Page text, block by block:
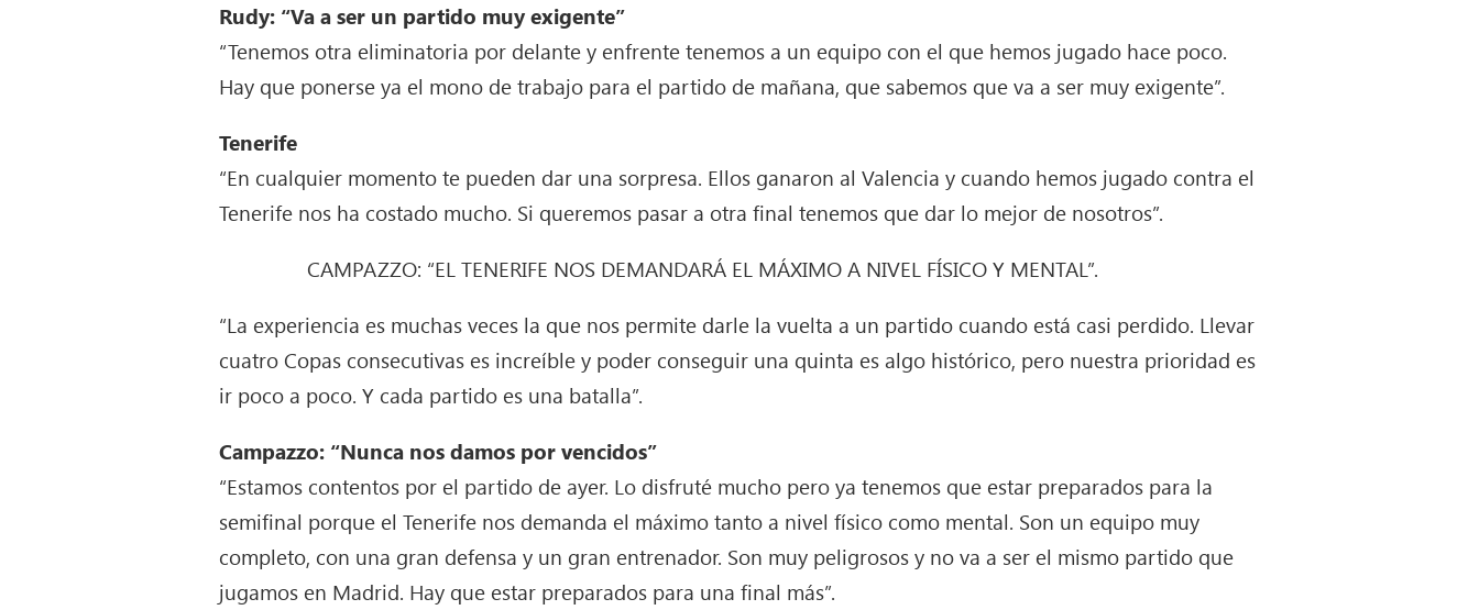
Rudy: “Va a ser un partido muy exigente”
“Tenemos otra eliminatoria por delante y enfrente tenemos a un equipo con el que hemos jugado hace poco.
Hay que ponerse ya el mono de trabajo para el partido de mañana, que sabemos que va a ser muy exigente”.
Tenerife
“En cualquier momento te pueden dar una sorpresa. Ellos ganaron al Valencia y cuando hemos jugado contra el
Tenerife nos ha costado mucho. Si queremos pasar a otra final tenemos que dar lo mejor de nosotros”.
CAMPAZZO: “EL TENERIFE NOS DEMANDARÁ EL MÁXIMO A NIVEL FÍSICO Y MENTAL”.
“La experiencia es muchas veces la que nos permite darle la vuelta a un partido cuando está casi perdido. Llevar
cuatro Copas consecutivas es increíble y poder conseguir una quinta es algo histórico, pero nuestra prioridad es
ir poco a poco. Y cada partido es una batalla”.
Campazzo: “Nunca nos damos por vencidos”
“Estamos contentos por el partido de ayer. Lo disfruté mucho pero ya tenemos que estar preparados para la
semifinal porque el Tenerife nos demanda el máximo tanto a nivel físico como mental. Son un equipo muy
completo, con una gran defensa y un gran entrenador. Son muy peligrosos y no va a ser el mismo partido que
jugamos en Madrid. Hay que estar preparados para una final más”.